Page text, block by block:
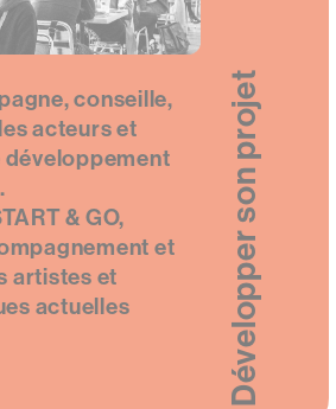
Développer son projet
conseille,
acteurs et
& GO,
et
artistes et
actuelles